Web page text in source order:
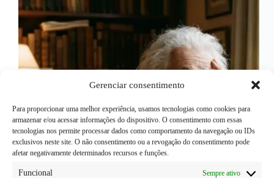
Gerenciar consentimento
Para proporcionar uma melhor experiência, usamos tecnologias como cookies para
armazenar e/ou acessar informações do dispositivo. O consentimento com essas
tecnologias nos permite processar dados como comportamento da navegação ou IDs
exclusivos neste site. O não consentimento ou a revogação do consentimento pode
afetar negativamente determinados recursos e funções.
Funcional Sempre ativo